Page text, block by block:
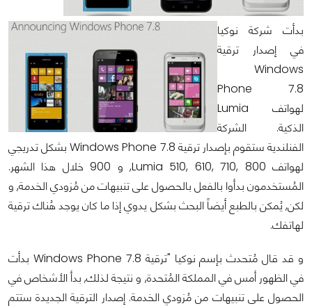
بدأت شركة نوكيا
في إصدار ترقية
Windows
Phone 7.8
لهواتف Lumia
الذكية. الشركة
الفنلندية ستقوم بإصدار ترقية Windows Phone 7.8 بشكل تدريجي
لهواتف Lumia 510, 610, 710, 800, و 900 خلال هذا الشهر.
المُستخدمون بدأوا بالفعل بالحصول على تنبيهات من مُزودي الخدمة, و
لكن, يُمكن بالطبع أيضاً البحث بشكل يدوي إذا ما كان يوجد هُناك ترقية
لهاتفك.
و قد قال مُتحدث بإسم نوكيا "ترقية Windows Phone 7.8 بدأت
في الظهور أمس في المملكة المُتحدة, و نتيجة لذلك, بدأ الأشخاص في
الحصول على تنبيهات من مُزودي الخدمة. إصدار الترقية الجديدة ستتم